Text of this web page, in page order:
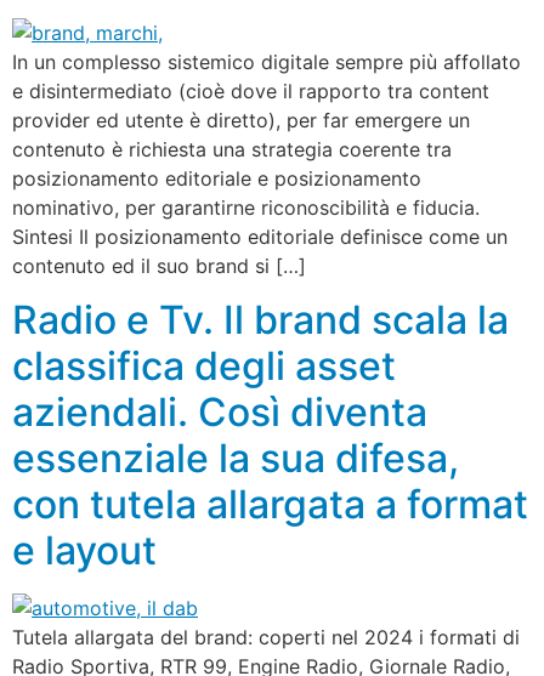
In un complesso sistemico digitale sempre più affollato
e disintermediato (cioè dove il rapporto tra content
provider ed utente è diretto), per far emergere un
contenuto è richiesta una strategia coerente tra
posizionamento editoriale e posizionamento
nominativo, per garantirne riconoscibilità e fiducia.
Sintesi Il posizionamento editoriale definisce come un
contenuto ed il suo brand si […]
Radio e Tv. Il brand scala la
classifica degli asset
aziendali. Così diventa
essenziale la sua difesa,
con tutela allargata a format
e layout
Tutela allargata del brand: coperti nel 2024 i formati di
Radio Sportiva, RTR 99, Engine Radio, Giornale Radio,